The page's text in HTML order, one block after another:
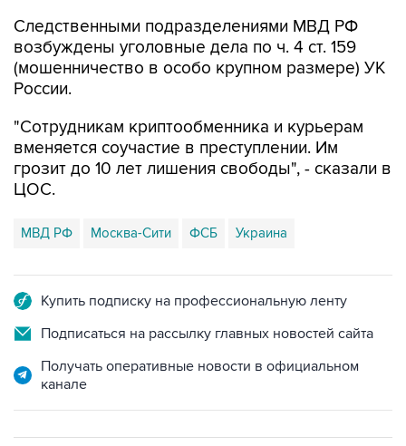
(мошенничество в особо крупном размере) УК
России.
"Сотрудникам криптообменника и курьерам
грозит до 10 лет лишения свободы", - сказали в
ЦОС.
МВД РФ
Подписаться на рассылку главных новостей сайта
Получать оперативные новости в официальном